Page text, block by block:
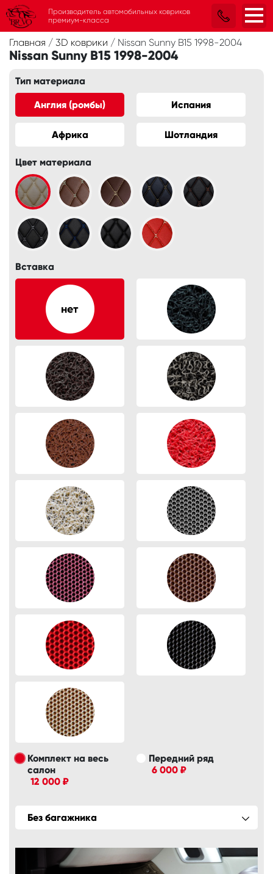
Главная / 3D коврики / Nissan Sunny B15 1998-2004
Nissan Sunny B15 1998-2004
Тип материала
Англия (ромбы) Испания
Африка Шотландия
Цвет материала
Вставка
Комплект на весь
салон
12 000 ₽
Передний ряд
6 000 ₽
Без багажника
Производитель автомобильных ковриков
премиум-класса